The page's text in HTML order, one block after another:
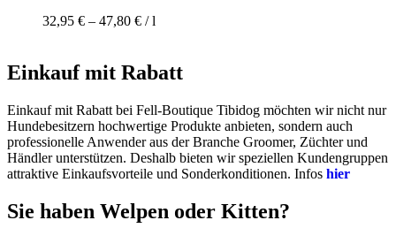
32,95 € – 47,80 € /l
Einkauf mit Rabatt
Einkauf mit Rabatt bei Fell-Boutique Tibidog möchten wir nicht nur
Hundebesitzern hochwertige Produkte anbieten, sondern auch
professionelle Anwender aus der Branche Groomer, Züchter und
Händler unterstützen. Deshalb bieten wir speziellen Kundengruppen
attraktive Einkaufsvorteile und Sonderkonditionen. Infos hier
Sie haben Welpen oder Kitten?